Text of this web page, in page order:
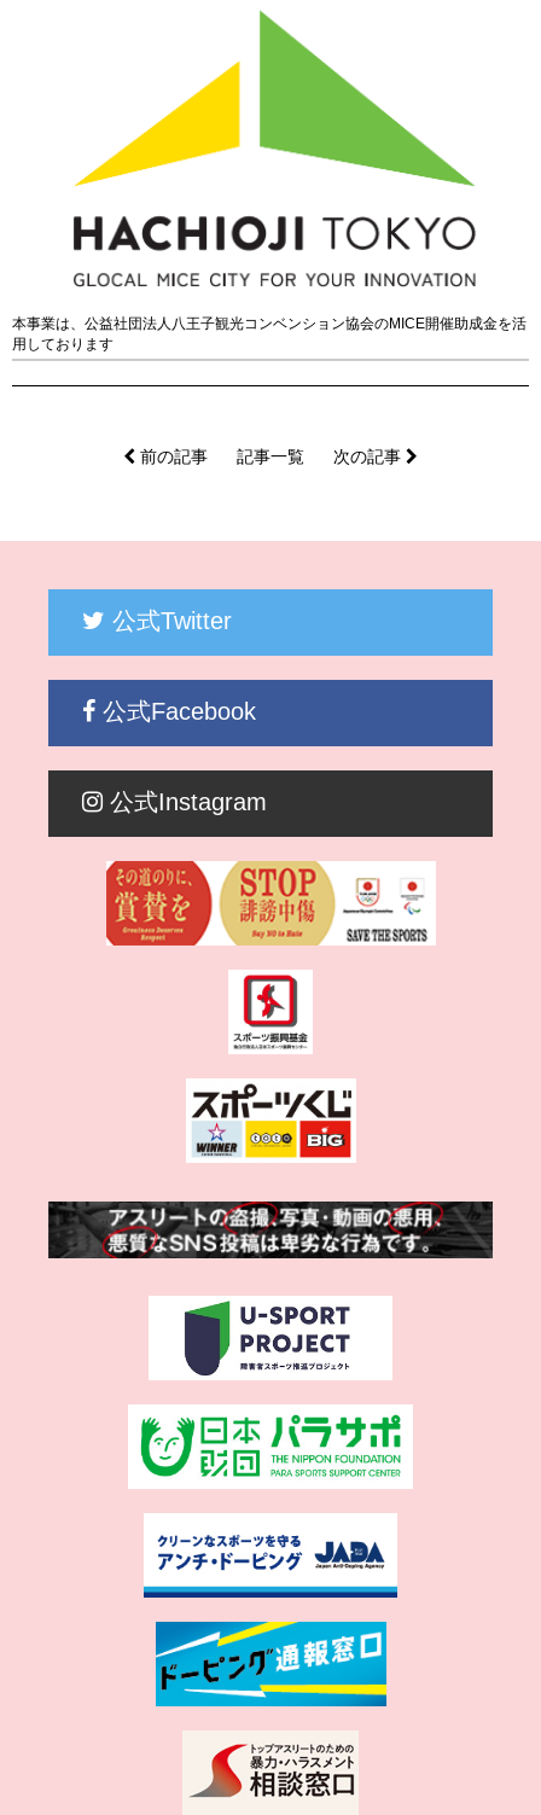
本事業は、公益社団法人八王子観光コンベンション協会のMICE開催助成金を活
用しております
前の記事 記事一覧 次の記事
公式Twitter
公式Facebook
公式Instagram